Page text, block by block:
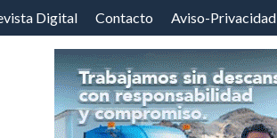
Digital Contacto Aviso-Privacidad